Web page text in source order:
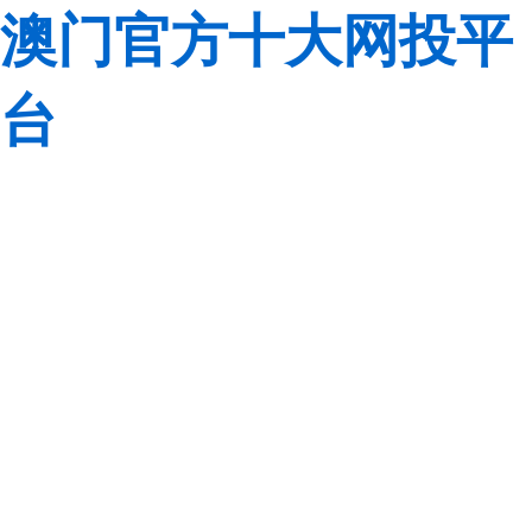
澳门官方十大网投平
台